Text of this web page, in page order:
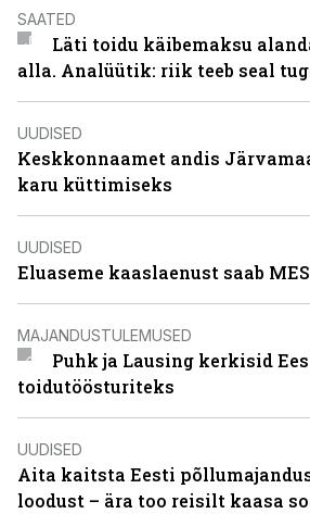
SAATED
Läti toidu käibemaksu
alla. Analüütik: riik teeb seal
UUDISED
Keskkonnaamet andis
karu küttimiseks
UUDISED
Eluaseme kaaslaenust saab
MAJANDUSTULEMUSED
Puhk ja Lausing kerkisid
toidutöösturiteks
UUDISED
Aita kaitsta Eesti
loodust – ära too reisilt kaasa